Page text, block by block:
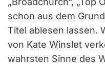
schon aus dem
Titel ablesen lassen.
von Kate Winslet
wahrsten Sinne des